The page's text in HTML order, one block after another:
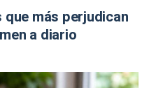
más perjudican
a diario